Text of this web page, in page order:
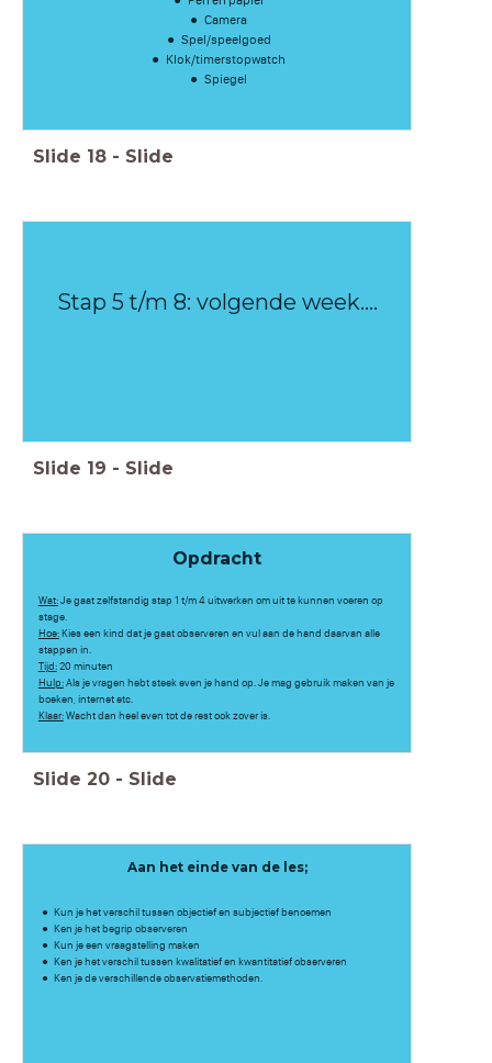
Camera​
Spel/speelgoed​
Klok/timerstopwatch
Spiegel
Slide 18 - Slide
Stap 5 t/m 8: volgende week....
Slide 19 - Slide
Opdracht
Wat:Je gaat zelfstandig stap 1 t/m 4 uitwerken om uit te kunnen voeren op
stage.
Hoe:Kies een kind dat je gaat observeren en vul aan de hand daarvan alle
stappen in.
Tijd:20 minuten
Hulp:Als je vragen hebt steek even je hand op. Je mag gebruik maken van je
boeken, internet etc.
Klaar:Wacht dan heel even tot de rest ook zover is.
Slide 20 - Slide
Aan het einde van de les;
Kun je het verschil tussen objectief en subjectief benoemen
Ken je het begrip observeren
Kun je een vraagstelling maken​
Ken je het verschil tussen kwalitatief en kwantitatief observeren
Ken je de verschillende observatiemethoden.